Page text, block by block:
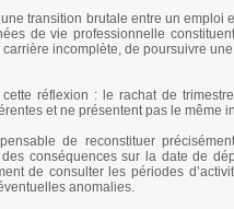
transition brutale entre un emploi
de vie professionnelle
incomplète, de poursuivre
réflexion : le rachat de
et ne présentent pas le même
de reconstituer
conséquences sur la date de
de consulter les périodes
anomalies.